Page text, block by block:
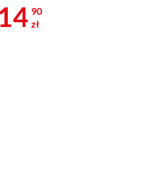
14,90
90
zł